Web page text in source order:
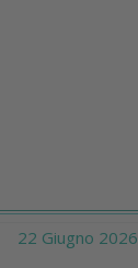
22 Giugno 2026